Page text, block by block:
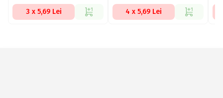
3 x 5,69 Lei 4 x 5,69 Lei